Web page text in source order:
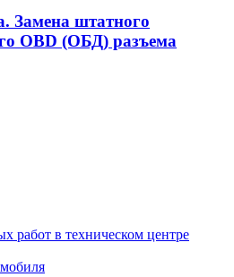
Замена штатного
OBD (ОБД) разъема
работ в техническом центре